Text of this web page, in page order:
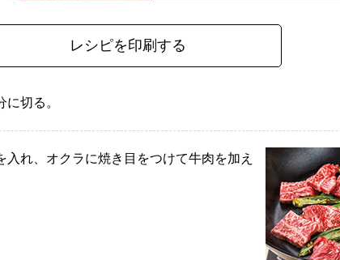
レシピを印刷する
切る。
入れ、オクラに焼き目をつけて牛肉を加え